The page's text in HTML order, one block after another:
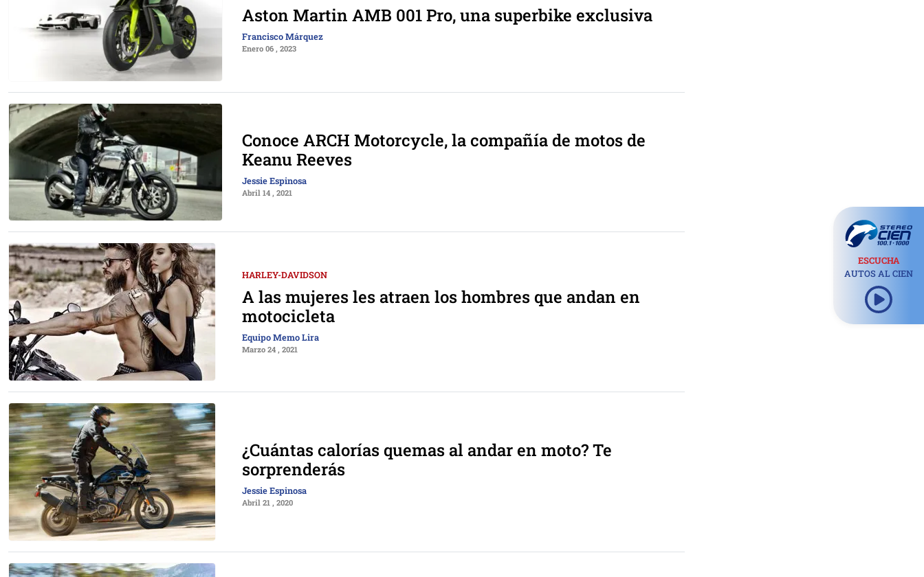
Aston Martin AMB 001 Pro, una superbike exclusiva
Francisco Márquez
Enero 06 , 2023
Conoce ARCH Motorcycle, la compañía de motos de
Keanu Reeves
Jessie Espinosa
Abril 14 , 2021
HARLEY-DAVIDSON
A las mujeres les atraen los hombres que andan en
motocicleta
Equipo Memo Lira
Marzo 24 , 2021
¿Cuántas calorías quemas al andar en moto? Te
sorprenderás
Jessie Espinosa
Abril 21 , 2020
ESCUCHA
AUTOS AL CIEN